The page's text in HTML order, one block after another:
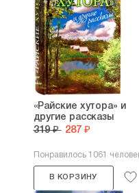
«Райские хутора» и
другие рассказы
319 ₽ 287 ₽
Понравилось 1061
В КОРЗИНУ